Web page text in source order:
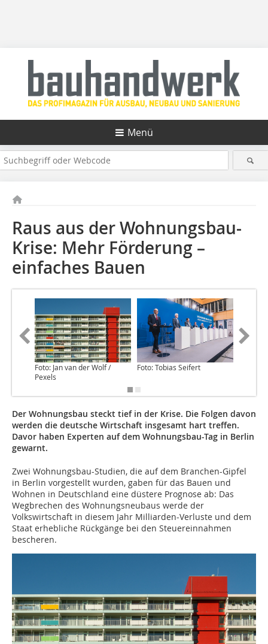
Menü
Raus aus der Wohnungsbau-
Krise: Mehr Förderung –
einfaches Bauen
Foto: Jan van der Wolf /
Pexels
Foto: Tobias Seifert
Der Wohnungsbau steckt tief in der Krise. Die Folgen davon
werden die deutsche Wirtschaft insgesamt hart treffen.
Davor haben Experten auf dem Wohnungsbau-Tag in Berlin
gewarnt.
Zwei Wohnungsbau-Studien, die auf dem Branchen-Gipfel
in Berlin vorgestellt wurden, gaben für das Bauen und
Wohnen in Deutschland eine düstere Prognose ab: Das
Wegbrechen des Wohnungsneubaus werde der
Volkswirtschaft in diesem Jahr Milliarden-Verluste und dem
Staat erhebliche Rückgänge bei den Steuereinnahmen
bescheren.